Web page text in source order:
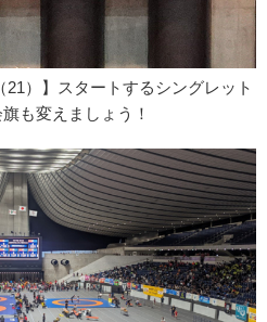
21）】スタートするシングレット
も変えましょう！